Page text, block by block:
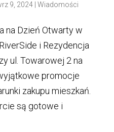
9, 2024| Wiadomości
na Dzień Otwarty w
i Rezydencja
ul. Towarowej 2 na
promocje
zakupu mieszkań.
są gotowe i